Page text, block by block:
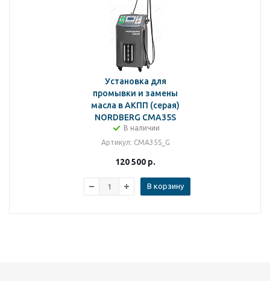
Установка для
промывки и замены
масла в АКПП (серая)
NORDBERG CMA35S
В наличии
Артикул: CMA35S_G
120 500 р.
В корзину